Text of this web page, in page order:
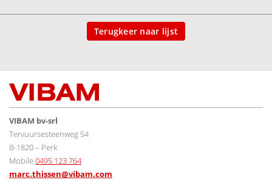
Terugkeer naar lijst
VIBAM bv-srl
Tervuursesteenweg 54
B-1820 – Perk
Mobile0495 123 764
marc.thissen@vibam.com